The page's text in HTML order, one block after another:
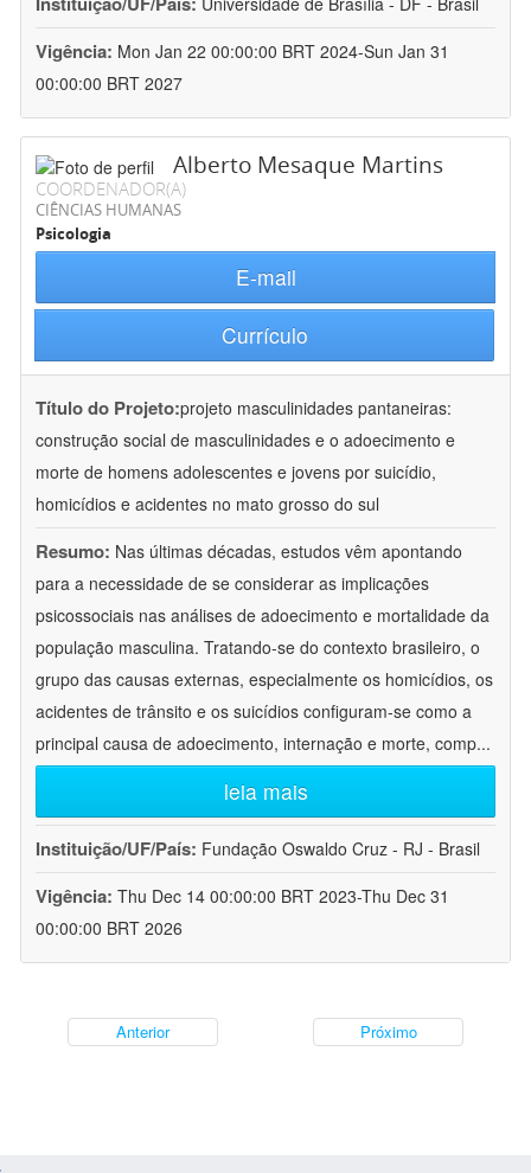
Vigência: Mon Jan 22 00:00:00 BRT 2024-Sun Jan 31
00:00:00 BRT 2027
Alberto Mesaque Martins
COORDENADOR(A)
CIÊNCIAS HUMANAS
Psicologia
E-mail
Currículo
Título do Projeto:projeto masculinidades pantaneiras:
construção social de masculinidades e o adoecimento e
morte de homens adolescentes e jovens por suicídio,
homicídios e acidentes no mato grosso do sul
Resumo: Nas últimas décadas, estudos vêm apontando
para a necessidade de se considerar as implicações
psicossociais nas análises de adoecimento e mortalidade da
população masculina. Tratando-se do contexto brasileiro, o
grupo das causas externas, especialmente os homicídios, os
acidentes de trânsito e os suicídios configuram-se como a
principal causa de adoecimento, internação e morte, comp...
leia mais
Instituição/UF/País: Fundação Oswaldo Cruz - RJ - Brasil
Vigência: Thu Dec 14 00:00:00 BRT 2023-Thu Dec 31
00:00:00 BRT 2026
Anterior Próximo